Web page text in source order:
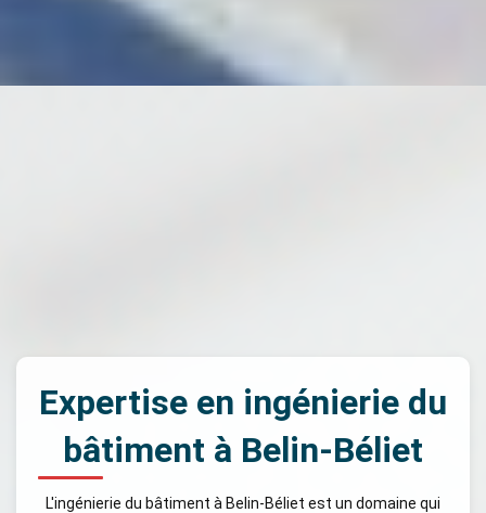
Expertise en ingénierie du
bâtiment à Belin-Béliet
L'ingénierie du bâtiment à Belin-Béliet est un domaine qui